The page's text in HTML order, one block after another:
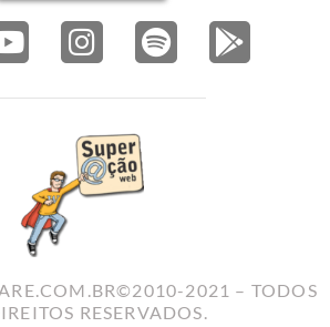
2021 – TODOS
RESERVADOS.